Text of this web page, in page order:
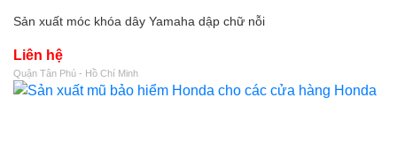
Sản xuất móc khóa dây Yamaha dập chữ nỗi
Liên hệ
Quận Tân Phú - Hồ Chí Minh